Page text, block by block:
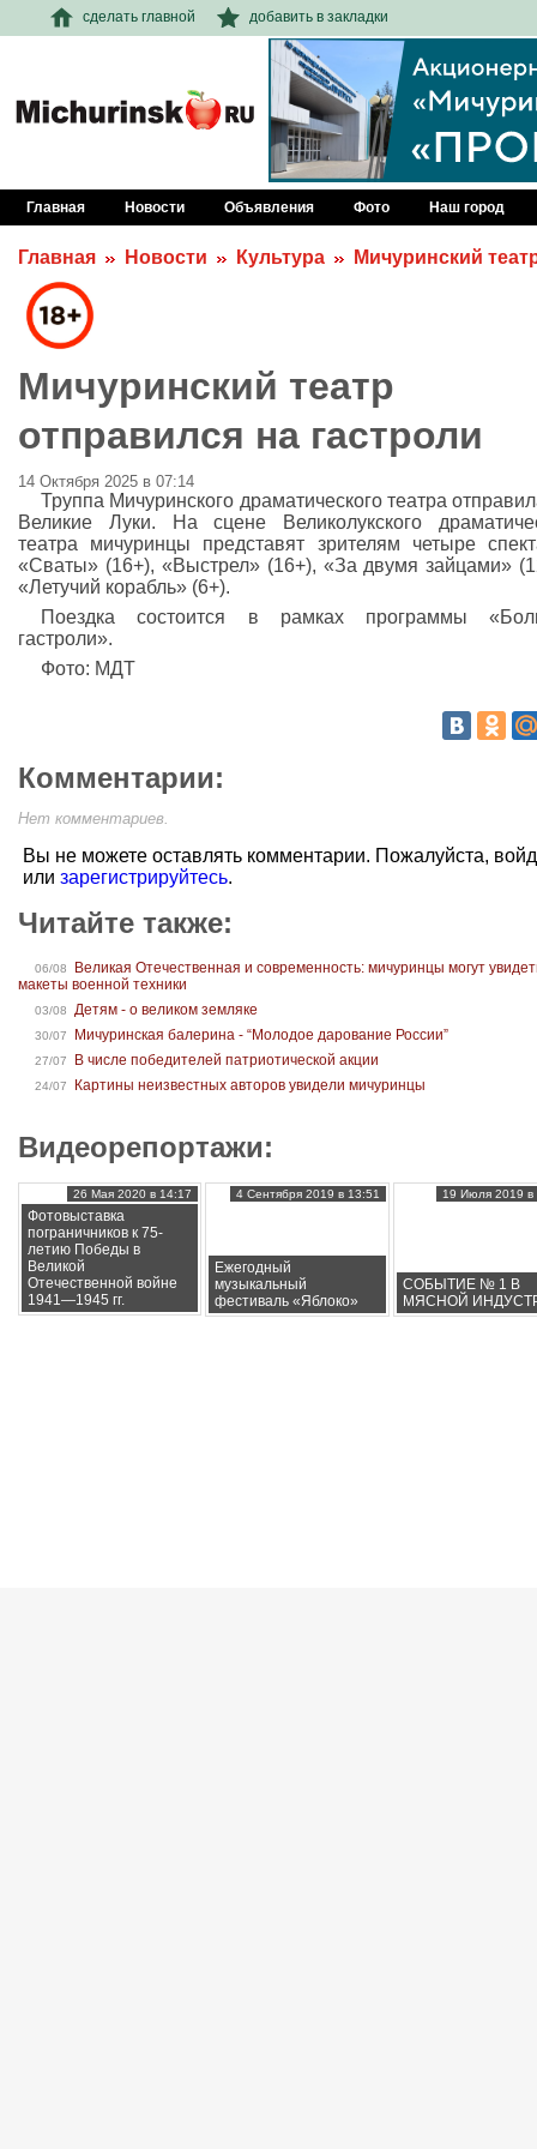
сделать главной добавить в закладки
Главная Новости Объявления Фото Наш город
Главная Новости Культура Мичуринский
Мичуринский театр
отправился на гастроли
14 Октября 2025 в 07:14
Труппа Мичуринского драматического театра
Великие Луки. На сцене Великолукского
театра мичуринцы представят зрителям четыре
«Сваты» (16+), «Выстрел» (16+), «За двумя зайцами»
«Летучий корабль» (6+).
Поездка состоится в рамках программы
гастроли».
Фото: МДТ
Комментарии:
Нет комментариев.
Вы не можете оставлять комментарии. Пожалуйста,
или зарегистрируйтесь.
Читайте также:
06/08
Великая Отечественная и современность: мичуринцы могут
макеты военной техники
03/08 Детям - о великом земляке
30/07 Мичуринская балерина - “Молодое дарование России”
27/07 В числе победителей патриотической акции
24/07 Картины неизвестных авторов увидели мичуринцы
Видеорепортажи:
Фотовыставка
пограничников к 75-
летию Победы в
Великой
Отечественной войне
1941—1945 гг.
26 Мая 2020 в 14:17
Ежегодный
музыкальный
фестиваль «Яблоко»
4 Сентября 2019 в 13:51
СОБЫТИЕ № 1 В
МЯСНОЙ
19 Июля 2019 в